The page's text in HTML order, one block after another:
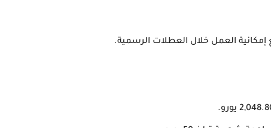
إمكانية العمل خلال العطلات الرسمية.
.